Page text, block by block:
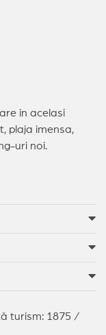
in acelasi
plaja imensa,
uri noi.
turism: 1875 /